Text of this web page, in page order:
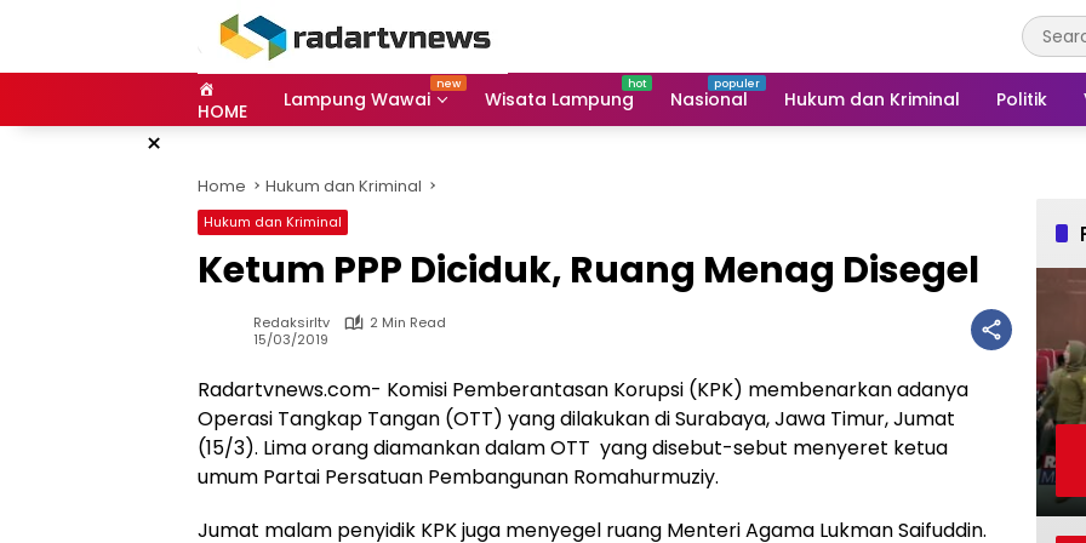
HOME Lampung Wawai Wisata Lampung Nasional Hukum dan Kriminal Politik
×
Home Hukum dan Kriminal
Hukum dan Kriminal
Ketum PPP Diciduk, Ruang Menag Disegel
Redaksirltv
2 Min Read
15/03/2019
Radartvnews.com- Komisi Pemberantasan Korupsi (KPK) membenarkan adanya
Operasi Tangkap Tangan (OTT) yang dilakukan di Surabaya, Jawa Timur, Jumat
(15/3). Lima orang diamankan dalam OTT yang disebut-sebut menyeret ketua
umum Partai Persatuan Pembangunan Romahurmuziy.
Jumat malam penyidik KPK juga menyegel ruang Menteri Agama Lukman Saifuddin.